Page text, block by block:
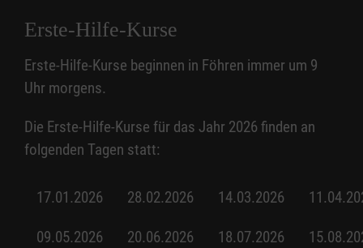
Erste-Hilfe-Kurse
Erste-Hilfe-Kurse beginnen in Föhren immer um 9
Uhr morgens.
Die Erste-Hilfe-Kurse für das Jahr 2026 finden an
folgenden Tagen statt:
17.01.2026 28.02.2026 14.03.2026
09.05.2026 20.06.2026 18.07.2026